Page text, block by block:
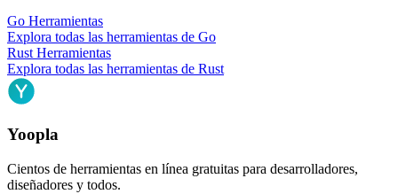
Go Herramientas
Explora todas las herramientas de Go
Rust Herramientas
Explora todas las herramientas de Rust
Yoopla
Cientos de herramientas en línea gratuitas para desarrolladores,
diseñadores y todos.